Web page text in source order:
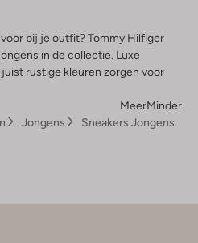
bij je outfit? Tommy Hilfiger
in de collectie. Luxe
rustige kleuren zorgen voor
MeerMinder
Jongens Sneakers Jongens